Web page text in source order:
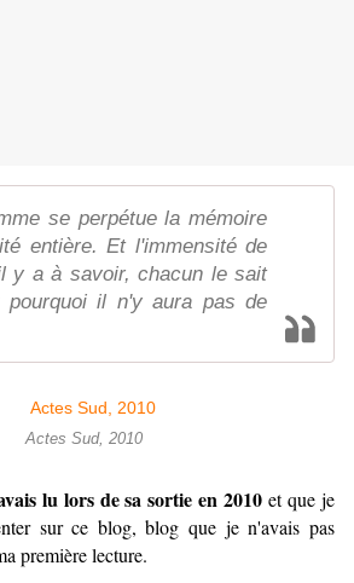
se perpétue la mémoire
entière. Et l'immensité de
y a à savoir, chacun le sait
pourquoi il n'y aura pas de
Actes Sud, 2010
lu lors de sa sortie en 2010et que je
sur ce blog, blog que je n'avais pas
première lecture.